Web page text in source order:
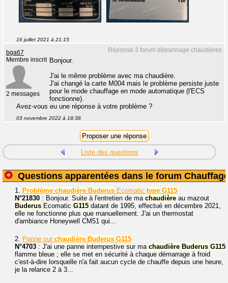
16 juillet 2021 à 21:15
Réponse 3 forum dépannage chaudières
bga67
Membre inscrit
2 messages
Bonjour.
J'ai le même problème avec ma chaudière.
J'ai changé la carte M004 mais le problème persiste juste
pour le mode chauffage en mode automatique (l'ECS
fonctionne).
Avez-vous eu une réponse à votre problème ?
03 novembre 2022 à 18:38
Liste des questions
Questions apparentées dans le forum
1. Problème chaudière Buderus Ecomatic type G115
N°21830 : Bonjour. Suite à l'entretien de ma chaudière au mazout
Buderus Ecomatic G115 datant de 1995, effectué en décembre 2021,
elle ne fonctionne plus que manuellement. J'ai un thermostat
d'ambiance Honeywell CM51 qui...
2. Panne sur chaudière Buderus G115
N°4703 : J'ai une panne intempestive sur ma chaudière Buderus G115
flamme bleue ; elle se met en sécurité à chaque démarrage à froid
c'est-à-dire lorsquelle n'a fait aucun cycle de chauffe depuis une heure,
je la relance 2 à 3...